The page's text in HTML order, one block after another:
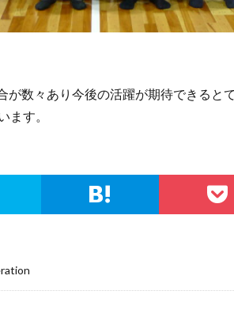
数々あり今後の活躍が期待できると
ます。